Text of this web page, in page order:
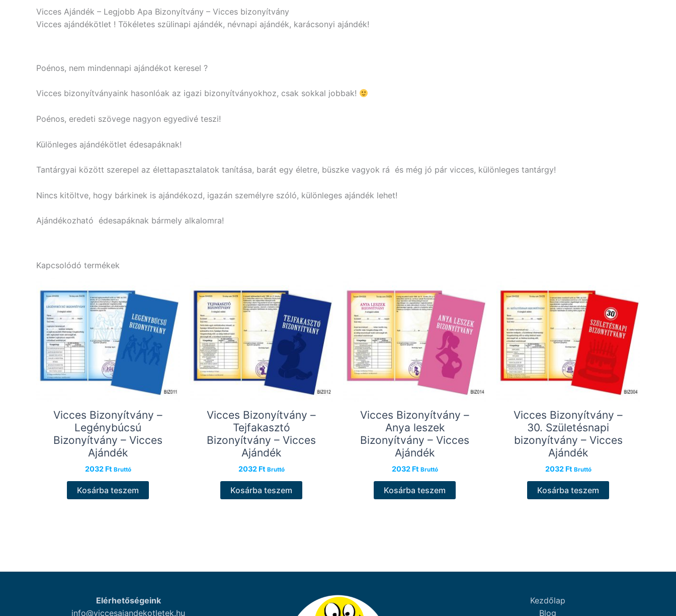
Vicces Ajándék – Legjobb Apa Bizonyítvány – Vicces bizonyítvány
Vicces ajándékötlet ! Tökéletes szülinapi ajándék, névnapi ajándék, karácsonyi ajándék!
Poénos, nem mindennapi ajándékot keresel ?
Vicces bizonyítványaink hasonlóak az igazi bizonyítványokhoz, csak sokkal jobbak!
Poénos, eredeti szövege nagyon egyedivé teszi!
Különleges ajándékötlet édesapáknak!
Tantárgyai között szerepel az élettapasztalatok tanítása, barát egy életre, büszke vagyok rá és még jó pár vicces, különleges tantárgy!
Nincs kitöltve, hogy bárkinek is ajándékozd, igazán személyre szóló, különleges ajándék lehet!
Ajándékozható édesapáknak bármely alkalomra!
Kapcsolódó termékek
Vicces Bizonyítvány –
Legénybúcsú
Bizonyítvány – Vicces
Ajándék
2032 Ft Bruttó
Kosárba teszem
Vicces Bizonyítvány –
Tejfakasztó
Bizonyítvány – Vicces
Ajándék
2032 Ft Bruttó
Kosárba teszem
Vicces Bizonyítvány –
Anya leszek
Bizonyítvány – Vicces
Ajándék
2032 Ft Bruttó
Kosárba teszem
Vicces Bizonyítvány –
30. Születésnapi
bizonyítvány – Vicces
Ajándék
2032 Ft Bruttó
Kosárba teszem
Elérhetőségeink
info@viccesajandekotletek.hu
Kezdőlap
Blog